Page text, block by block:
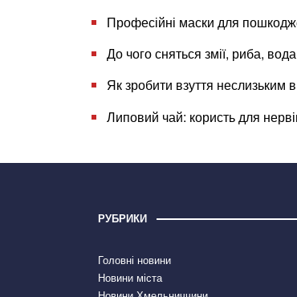
Професійні маски для
До чого сняться змії, риба,
Як зробити взуття неслизьким
Липовий чай: користь для
РУБРИКИ
Головні новини
Новини міста